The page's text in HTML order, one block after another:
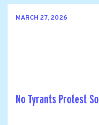
MARCH 27, 2026
No Tyrants Protest